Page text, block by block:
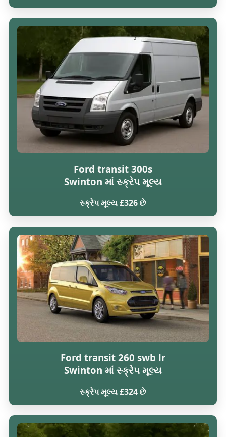
Ford transit 300s
Swinton માં સ્ક્રેપ મૂલ્ય
સ્ક્રેપ મૂલ્ય £326 છે
Ford transit 260 swb lr
Swinton માં સ્ક્રેપ મૂલ્ય
સ્ક્રેપ મૂલ્ય £324 છે